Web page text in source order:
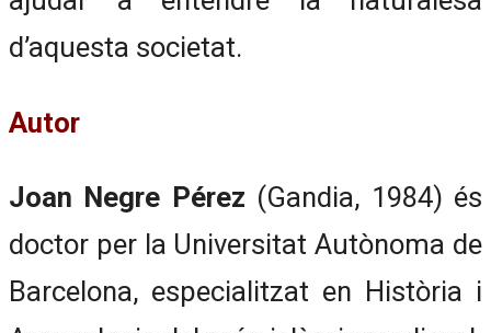
d’aquesta societat.
Autor
Joan Negre Pérez (Gandia, 1984) és
doctor per la Universitat Autònoma de
Barcelona, especialitzat en Història i